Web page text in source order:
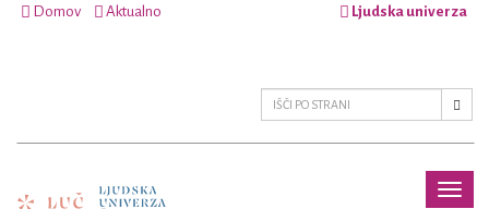
Domov Aktualno Ljudska univerza